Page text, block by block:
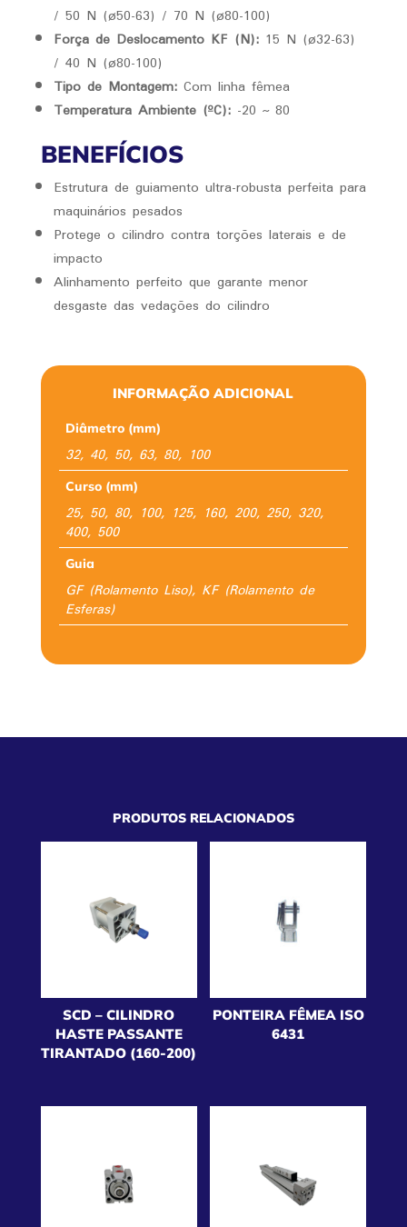
/ 50 N (ø50-63) / 70 N (ø80-100)
Força de Deslocamento KF (N):15 N (ø32-63)
/ 40 N (ø80-100)
Tipo de Montagem:Com linha fêmea
Temperatura Ambiente (ºC):-20 ~ 80
BENEFÍCIOS
Estrutura de guiamento ultra-robusta perfeita para
maquinários pesados
Protege o cilindro contra torções laterais e de
impacto
Alinhamento perfeito que garante menor
desgaste das vedações do cilindro
INFORMAÇÃO ADICIONAL
Diâmetro (mm)
32, 40, 50, 63, 80, 100
Curso (mm)
25, 50, 80, 100, 125, 160, 200, 250, 320,
400, 500
Guia
GF (Rolamento Liso), KF (Rolamento de
Esferas)
PRODUTOS RELACIONADOS
SCD – CILINDRO
HASTE PASSANTE
TIRANTADO (160-200)
PONTEIRA FÊMEA ISO
6431